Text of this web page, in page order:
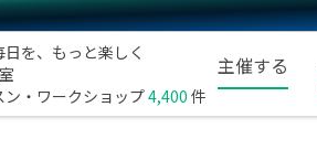
を、もっと楽しく
・ワークショップ4,400 件
主催する